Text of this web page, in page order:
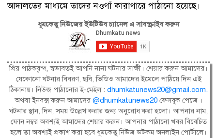
আদালতের মাধ্যমে তাদের নওগাঁ কারাগারে পাঠানো হয়েছে।
ধূমকেতু নিউজের ইউটিউব চ্যানেল এ সাবস্ক্রাইব করুন
প্রিয় পাঠকবৃন্দ, স্বভাবতই আপনি নানা ঘটনার সাক্ষী। শেয়ার করুন আমাদের।
যেকোনো ঘটনার বিবরণ, ছবি, ভিডিও আমাদের ইমেলে পাঠিয়ে দিন এই
ঠিকানায়। নিউজ পাঠানোর ই-মেইল : dhumkatunews20@gmail.com.
অথবা ইনবক্স করুন আমাদের@dhumkatunews20 ফেসবুক পেজে ।
ঘটনার স্থান, দিন, সময় উল্লেখ করার জন্য অনুরোধ করা হলো। আপনার নাম,
ফোন নম্বর অবশ্যই আমাদের শেয়ার করুন। আপনার পাঠানো খবর বিবেচিত
হলে তা অবশ্যই প্রকাশ করা হবে ধূমকেতু নিউজ ডটকম অনলাইন পোর্টালে।